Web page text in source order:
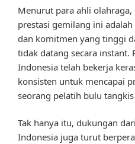
Menurut para ahli
prestasi gemilang ini
dan komitmen yang tinggi
tidak datang secara instant.
Indonesia telah bekerja
konsisten untuk mencapai
seorang pelatih bulu
Tak hanya itu, dukungan
Indonesia juga turut